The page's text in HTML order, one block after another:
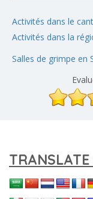
Activités dans le
Activités dans la
Salles de grimpe en
TRANSLATE